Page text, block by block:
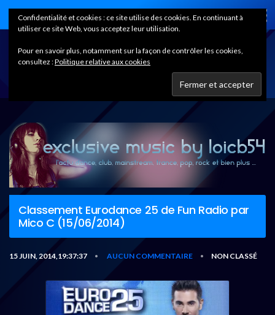
Home
Classement Eurodance 25 de Fun Radio par
Mico C (15/06/2014)
15 JUIN, 2014,19:37:37 • AUCUN COMMENTAIRE • NON CLASSÉ
Confidentialité et cookies : ce site utilise des cookies. En continuant à
utiliser ce site Web, vous acceptez leur utilisation.
Pour en savoir plus, notamment sur la façon de contrôler les cookies,
consultez :Politique relative aux cookies